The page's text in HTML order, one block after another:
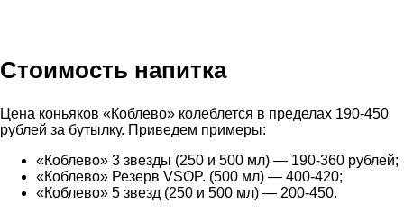
Стоимость напитка
Цена коньяков «Коблево» колеблется в пределах 190-450
рублей за бутылку. Приведем примеры:
«Коблево» 3 звезды (250 и 500 мл) — 190-360 рублей;
«Коблево» Резерв VSOP. (500 мл) — 400-420;
«Коблево» 5 звезд (250 и 500 мл) — 200-450.